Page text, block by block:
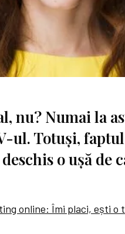
nu? Numai la
ul. Totuși,
o ușă de
online: Îmi placi, ești